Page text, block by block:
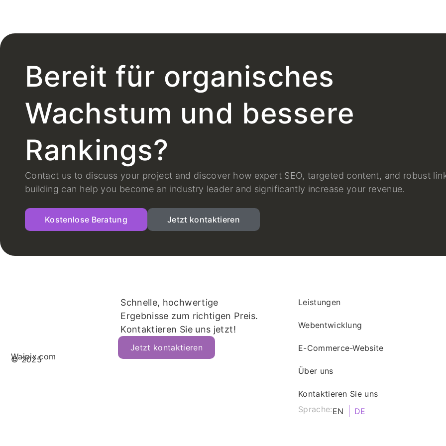
Bereit für organisches
Wachstum und bessere
Rankings?
Contact us to discuss your project and discover how expert SEO, targeted content, and robust
building can help you become an industry leader and significantly increase your revenue.
Kostenlose Beratung Jetzt kontaktieren
Waipix.com
© 2025
Schnelle, hochwertige
Ergebnisse zum richtigen Preis.
Kontaktieren Sie uns jetzt!
Jetzt kontaktieren
Leistungen
Webentwicklung
E-Commerce-Website
Über uns
Kontaktieren Sie uns
Sprache:EN DE